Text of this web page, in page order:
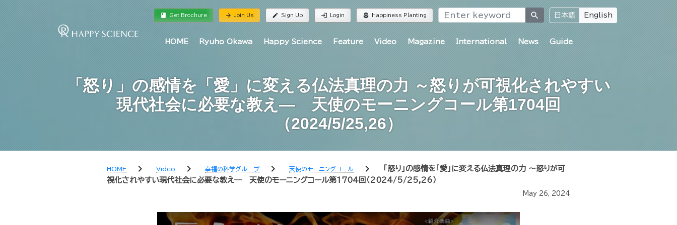
book Get Brochure arrow_forward Join Us edit Sign Up login Login local_florist Happiness Planting search 日本語 English
HOME Ryuho Okawa Happy Science Feature Video Magazine International News Guide
「怒り」の感情を「愛」に変える仏法真理の力 ～怒りが可視化されやすい
現代社会に必要な教え― 天使のモーニングコール第1704回
（2024/5/25,26）
HOME chevron_right Video chevron_right 幸福の科学グループ chevron_right 天使のモーニングコール chevron_right
「怒り」の感情を「愛」に変える仏法真理の力 ～怒りが可
視化されやすい現代社会に必要な教え― 天使のモーニングコール第1704回（2024/5/25,26）
May 26, 2024